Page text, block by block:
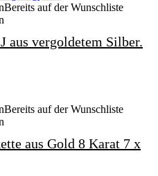
Bereits auf der Wunschliste
aus vergoldetem Silber.
Bereits auf der Wunschliste
aus Gold 8 Karat 7 x